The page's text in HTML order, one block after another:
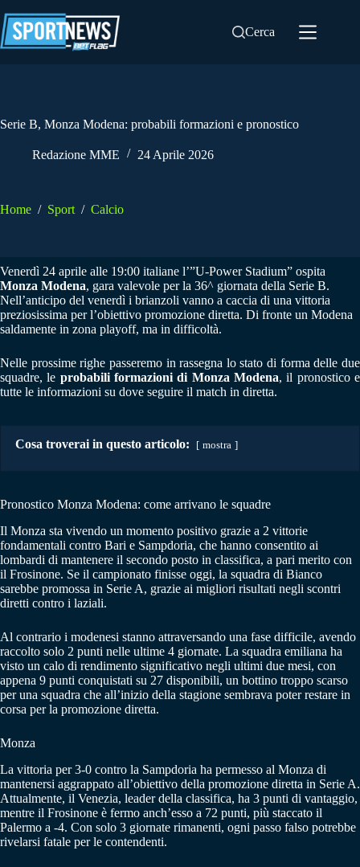
al
contenuto
Cerca
Serie B, Monza Modena: probabili formazioni e pronostico
Redazione MME 24 Aprile 2026
Home / Sport / Calcio
Venerdì 24 aprile alle 19:00 italiane l’”U-Power Stadium” ospita
Monza Modena, gara valevole per la 36^ giornata della Serie B.
Nell’anticipo del venerdì i brianzoli vanno a caccia di una vittoria
preziosissima per l’obiettivo promozione diretta. Di fronte un Modena
saldamente in zona playoff, ma in difficoltà.
Nelle prossime righe passeremo in rassegna lo stato di forma delle due
squadre, le probabili formazioni di Monza Modena, il pronostico e
tutte le informazioni su dove seguire il match in diretta.
Cosa troverai in questo articolo: mostra
Pronostico Monza Modena: come arrivano le squadre
Il Monza sta vivendo un momento positivo grazie a 2 vittorie
fondamentali contro Bari e Sampdoria, che hanno consentito ai
lombardi di mantenere il secondo posto in classifica, a pari merito con
il Frosinone. Se il campionato finisse oggi, la squadra di Bianco
sarebbe promossa in Serie A, grazie ai migliori risultati negli scontri
diretti contro i laziali.
Al contrario i modenesi stanno attraversando una fase difficile, avendo
raccolto solo 2 punti nelle ultime 4 giornate. La squadra emiliana ha
visto un calo di rendimento significativo negli ultimi due mesi, con
appena 9 punti conquistati su 27 disponibili, un bottino troppo scarso
per una squadra che all’inizio della stagione sembrava poter restare in
corsa per la promozione diretta.
Monza
La vittoria per 3-0 contro la Sampdoria ha permesso al Monza di
mantenersi aggrappato all’obiettivo della promozione diretta in Serie A.
Attualmente, il Venezia, leader della classifica, ha 3 punti di vantaggio,
mentre il Frosinone è fermo anch’esso a 72 punti, più staccato il
Palermo a -4. Con solo 3 giornate rimanenti, ogni passo falso potrebbe
rivelarsi fatale per le contendenti.